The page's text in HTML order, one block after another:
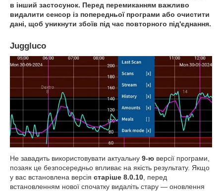
в інший застосунок. Перед перемиканням важливо
видалити сенсор із попередньої програми або очистити
дані, щоб уникнути збоїв під час повторного під'єднання.
Juggluco
Не завадить використовувати актуальну 9-ю версії програми,
позаяк це безпосередньо впливає на якість результату. Якщо
у вас встановлена версія старіше 8.0.10 , перед
встановленням нової спочатку видаліть стару — оновлення